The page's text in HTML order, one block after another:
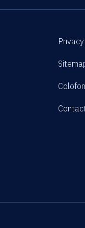
Colofon